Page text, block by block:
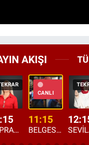
AKIŞI
TOPRAKTAN SOFRAYA
CANLI
11:15
BELGESEL: "ÜLKE'NİN ALIN TERİ"